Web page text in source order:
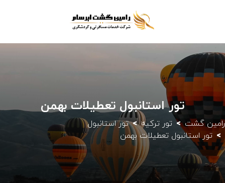
تور استانبول تعطیلات بهمن
رامین گشت تور ترکیه
تور استانبول
تور استانبول تعطیلات بهمن